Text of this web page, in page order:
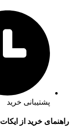
پشتیبانی خرید
راهنمای خرید از ایکات